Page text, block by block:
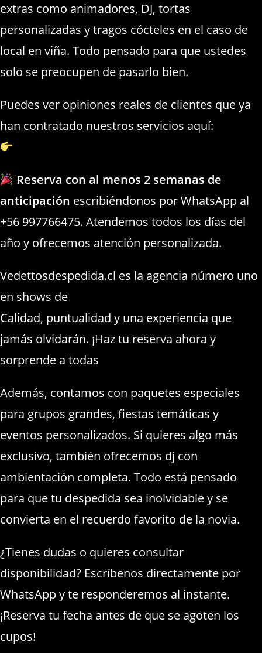
extras como animadores, DJ, tortas
personalizadas y tragos cócteles en el caso de
local en viña. Todo pensado para que ustedes
solo se preocupen de pasarlo bien.
Puedes ver opiniones reales de clientes que ya
han contratado nuestros servicios aquí:
Reserva con al menos 2 semanas de
anticipación escribiéndonos por WhatsApp al
+56 997766475. Atendemos todos los días del
año y ofrecemos atención personalizada.
Vedettosdespedida.cl es la agencia número uno
en shows de
Calidad, puntualidad y una experiencia que
jamás olvidarán. ¡Haz tu reserva ahora y
sorprende a todas
Además, contamos con paquetes especiales
para grupos grandes, fiestas temáticas y
eventos personalizados. Si quieres algo más
exclusivo, también ofrecemos dj con
ambientación completa. Todo está pensado
para que tu despedida sea inolvidable y se
convierta en el recuerdo favorito de la novia.
¿Tienes dudas o quieres consultar
disponibilidad? Escríbenos directamente por
WhatsApp y te responderemos al instante.
¡Reserva tu fecha antes de que se agoten los
cupos!